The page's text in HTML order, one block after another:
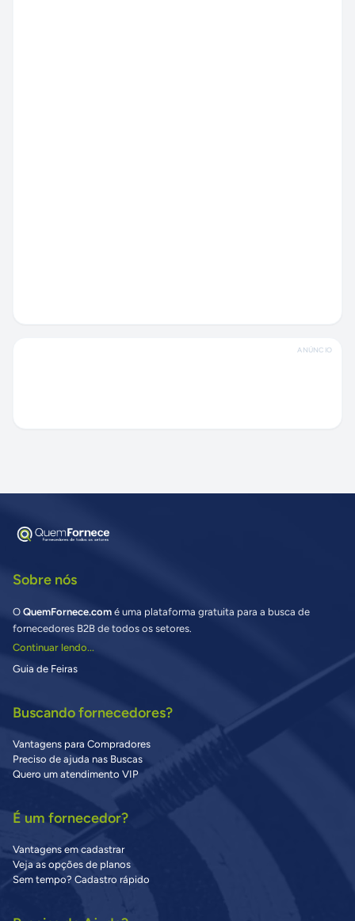
ANÚNCIO
Sobre nós
O QuemFornece.com é uma plataforma gratuita para a busca de
fornecedores B2B de todos os setores.
Continuar lendo...
Guia de Feiras
Buscando fornecedores?
Vantagens para Compradores
Preciso de ajuda nas Buscas
Quero um atendimento VIP
É um fornecedor?
Vantagens em cadastrar
Veja as opções de planos
Sem tempo? Cadastro rápido